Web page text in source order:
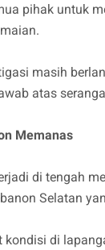
pihak untuk
masih
atas
Memanas
di tengah
Selatan
kondisi di